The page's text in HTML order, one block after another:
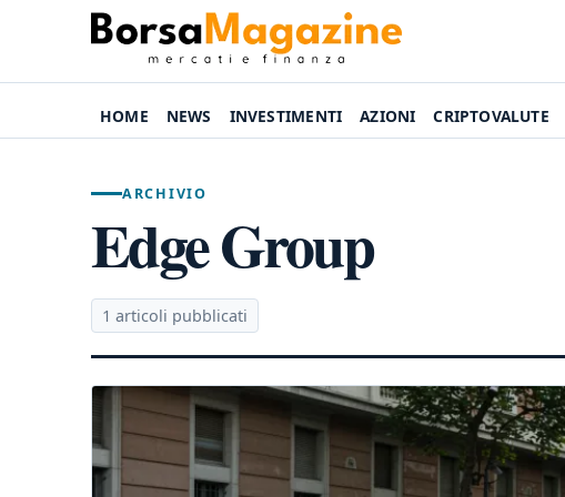
HOME NEWS INVESTIMENTI AZIONI CRIPTOVALUTE
ARCHIVIO
Edge Group
1 articoli pubblicati